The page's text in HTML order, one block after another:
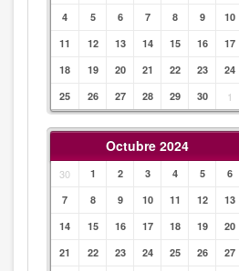
4
5 6 7 8 9
10
11
12 13 14 15 16
17
18
19 20 21 22 23
24
25
26 27 28 29 30 1
Octubre 2024
30 1 2 3 4 5
6
7
8 9 10 11 12
13
14
15 16 17 18 19
20
21
22 23 24 25 26
27